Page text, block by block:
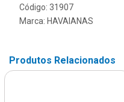
Código: 31907
Marca: HAVAIANAS
Produtos Relacionados